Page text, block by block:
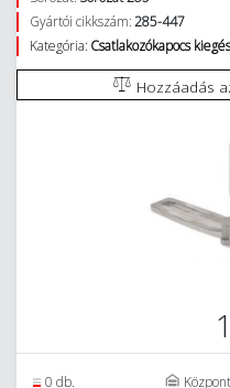
Gyártói cikkszám:285-447
Kategória: Csatlakozókapocs
Hozzáadás
0 db.